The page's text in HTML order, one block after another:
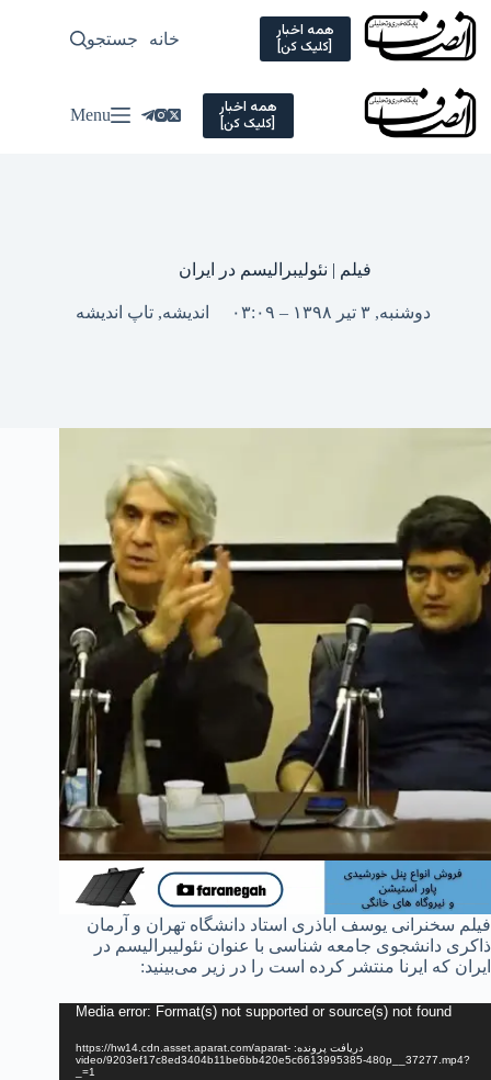
Skip
content
همه اخبار
[کلیک کن] خانه سیاسی
جستجو
همه اخبار
[کلیک کن] Menu
فیلم | نئولیبرالیسم در ایران
دوشنبه, ۳ تیر ۱۳۹۸ – ۰۳:۰۹ اندیشه,تاپ اندیشه
فیلم سخنرانی یوسف اباذری استاد دانشگاه تهران و آرمان
ذاکری دانشجوی جامعه شناسی با عنوان نئولیبرالیسم در
ایران که ایرنا منتشر کرده است را در زیر می‌بینید:
نمایشگرMedia error: Format(s) not supported or source(s) not found
دریافت پرونده: https://hw14.cdn.asset.aparat.com/aparat-
video/9203ef17c8ed3404b11be6bb420e5c6613995385-480p__37277.mp4?
_=1